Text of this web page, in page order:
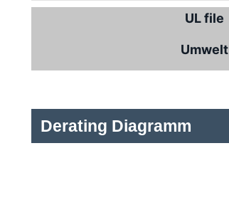
UL file
Umwelt
Derating Diagramm